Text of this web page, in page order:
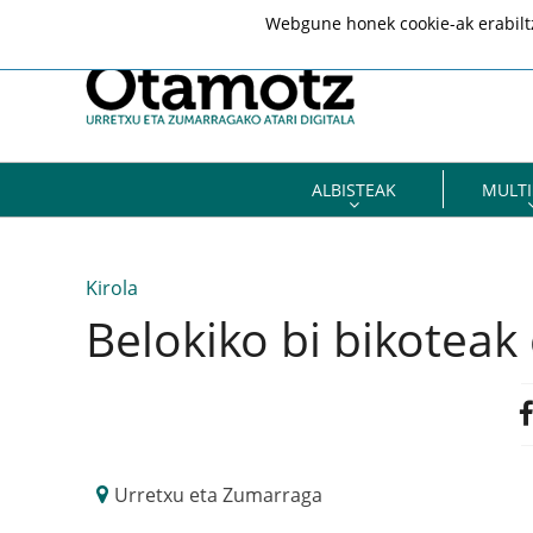
ALBISTEAK
Kirola
Belokiko bi
Urretxu eta Zumarraga
Webgune honek cookie-ak